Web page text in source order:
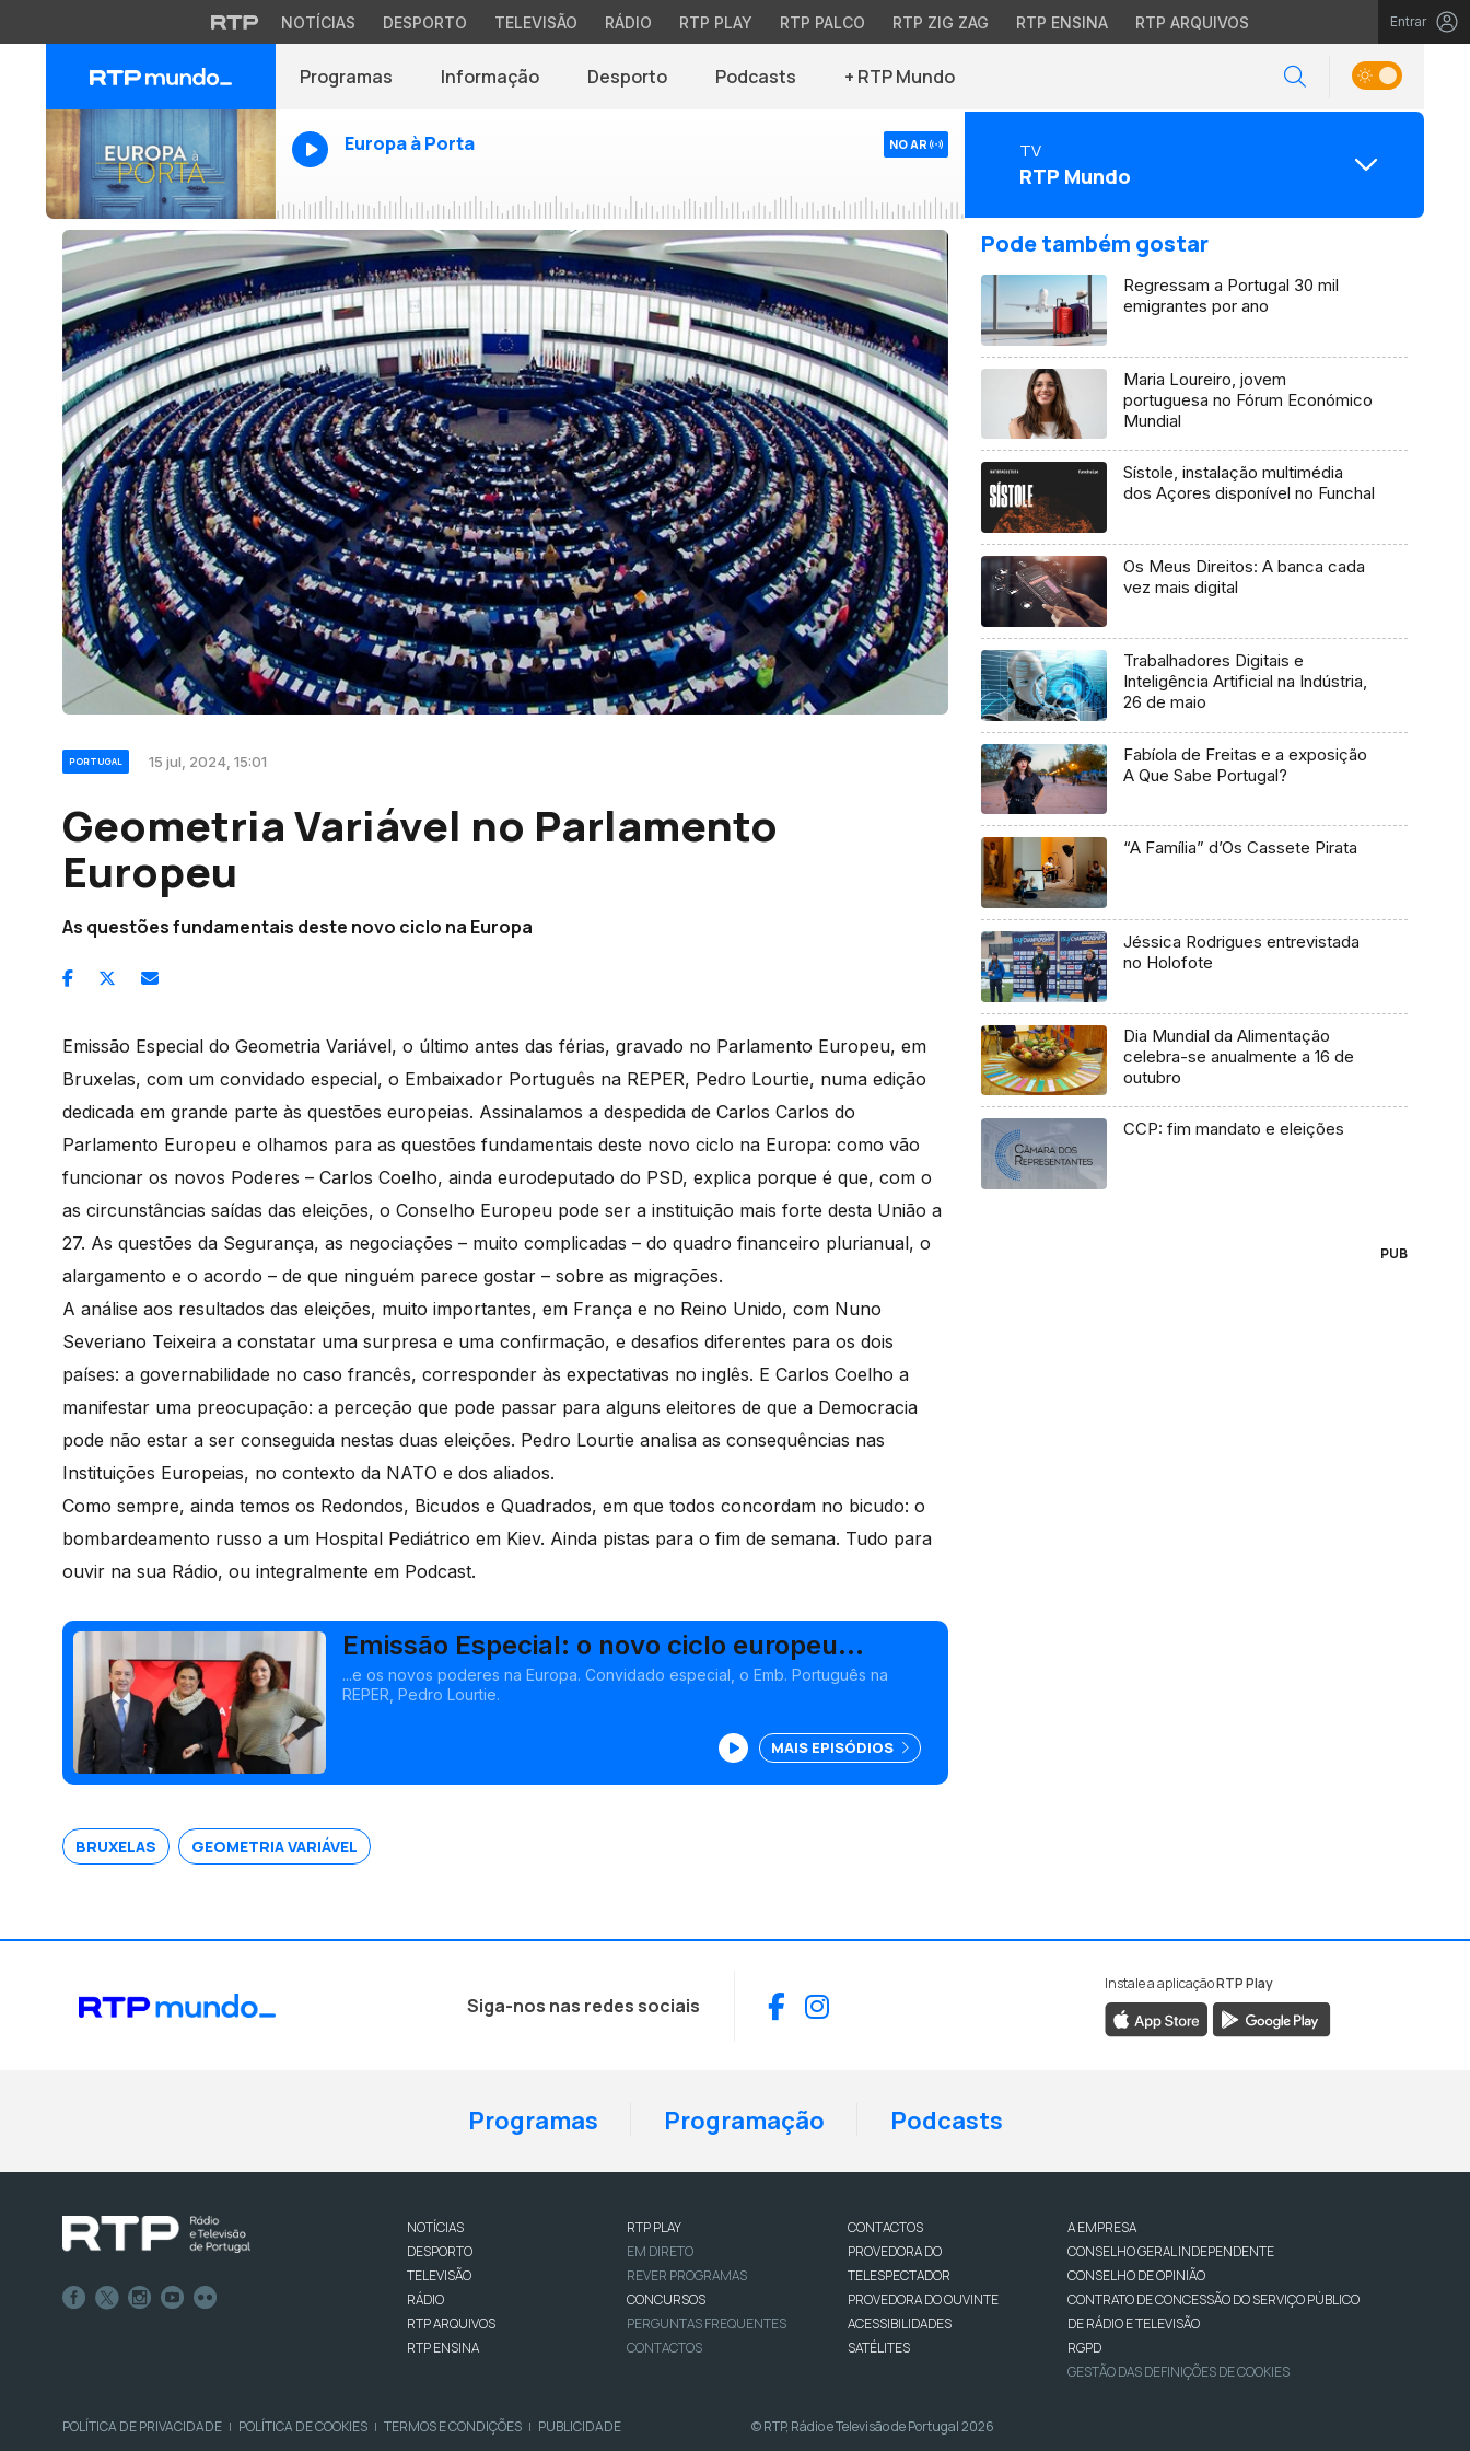
NOTÍCIAS DESPORTO TELEVISÃO RÁDIO RTP PLAY RTP PALCO RTP ZIG ZAG RTP ENSINA RTP ARQUIVOS Entrar
Programas Informação Desporto Podcasts + RTP Mundo
Europa à Porta NO AR TV
RTP Mundo
PORTUGAL 15 jul, 2024, 15:01
Geometria Variável no Parlamento
Europeu
As questões fundamentais deste novo ciclo na Europa
Emissão Especial do Geometria Variável, o último antes das férias, gravado no Parlamento Europeu, em
Bruxelas, com um convidado especial, o Embaixador Português na REPER, Pedro Lourtie, numa edição
dedicada em grande parte às questões europeias. Assinalamos a despedida de Carlos Carlos do
Parlamento Europeu e olhamos para as questões fundamentais deste novo ciclo na Europa: como vão
funcionar os novos Poderes – Carlos Coelho, ainda eurodeputado do PSD, explica porque é que, com o
as circunstâncias saídas das eleições, o Conselho Europeu pode ser a instituição mais forte desta União a
27. As questões da Segurança, as negociações – muito complicadas – do quadro financeiro plurianual, o
alargamento e o acordo – de que ninguém parece gostar – sobre as migrações.
A análise aos resultados das eleições, muito importantes, em França e no Reino Unido, com Nuno
Severiano Teixeira a constatar uma surpresa e uma confirmação, e desafios diferentes para os dois
países: a governabilidade no caso francês, corresponder às expectativas no inglês. E Carlos Coelho a
manifestar uma preocupação: a perceção que pode passar para alguns eleitores de que a Democracia
pode não estar a ser conseguida nestas duas eleições. Pedro Lourtie analisa as consequências nas
Instituições Europeias, no contexto da NATO e dos aliados.
Como sempre, ainda temos os Redondos, Bicudos e Quadrados, em que todos concordam no bicudo: o
bombardeamento russo a um Hospital Pediátrico em Kiev. Ainda pistas para o fim de semana. Tudo para
ouvir na sua Rádio, ou integralmente em Podcast.
Emissão Especial: o novo ciclo europeu...
...e os novos poderes na Europa. Convidado especial, o Emb. Português na
REPER, Pedro Lourtie.
MAIS EPISÓDIOS
BRUXELAS GEOMETRIA VARIÁVEL
Pode também gostar
Regressam a Portugal 30 mil
emigrantes por ano
Maria Loureiro, jovem
portuguesa no Fórum Económico
Mundial
Sístole, instalação multimédia
dos Açores disponível no Funchal
Os Meus Direitos: A banca cada
vez mais digital
Trabalhadores Digitais e
Inteligência Artificial na Indústria,
26 de maio
Fabíola de Freitas e a exposição
A Que Sabe Portugal?
“A Família” d’Os Cassete Pirata
Jéssica Rodrigues entrevistada
no Holofote
Dia Mundial da Alimentação
celebra-se anualmente a 16 de
outubro
CCP: fim mandato e eleições
PUB
Siga-nos nas redes sociais Facebook
Instagram
Instale a aplicaçãoRTP Play
Programas Programação Podcasts
NOTÍCIAS
DESPORTO
TELEVISÃO
RÁDIO
RTP ARQUIVOS
RTP ENSINA
RTP PLAY
EM DIRETO
REVER PROGRAMAS
CONCURSOS
PERGUNTAS FREQUENTES
CONTACTOS
CONTACTOS
PROVEDORA DO
TELESPECTADOR
PROVEDORA DO OUVINTE
ACESSIBILIDADES
SATÉLITES
A EMPRESA
CONSELHO GERAL INDEPENDENTE
CONSELHO DE OPINIÃO
CONTRATO DE CONCESSÃO DO SERVIÇO PÚBLICO
DE RÁDIO E TELEVISÃO
RGPD
GESTÃO DAS DEFINIÇÕES DE COOKIES
POLÍTICA DE PRIVACIDADE | POLÍTICA DE COOKIES | TERMOS E CONDIÇÕES | PUBLICIDADE © RTP, Rádio e Televisão de Portugal 2026